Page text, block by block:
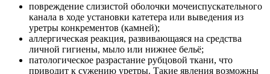
повреждение слизистой оболочки мочеиспускательного
канала в ходе установки катетера или выведения из
уретры конкрементов (камней);
аллергическая реакция, развивающаяся на средства
личной гигиены, мыло или нижнее бельё;
патологическое разрастание рубцовой ткани, что
приводит к сужению уретры. Такие явления возможны